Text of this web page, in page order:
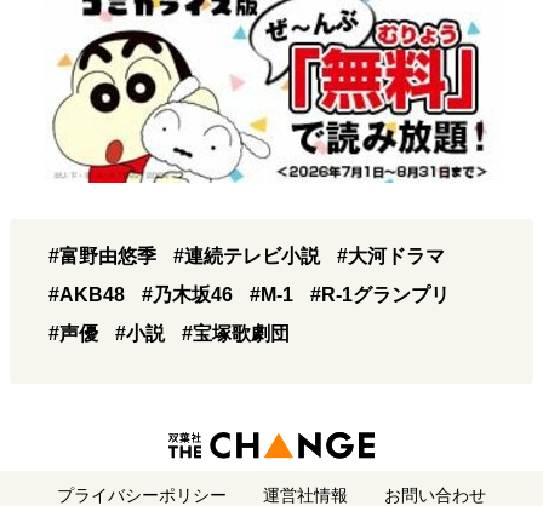
#富野由悠季 #連続テレビ小説
#大河ドラマ
#AKB48
#乃木坂46 #M-1
#R-1グランプリ
#声優
#小説 #宝塚歌劇団
プライバシーポリシー 運営社情報 お問い合わせ